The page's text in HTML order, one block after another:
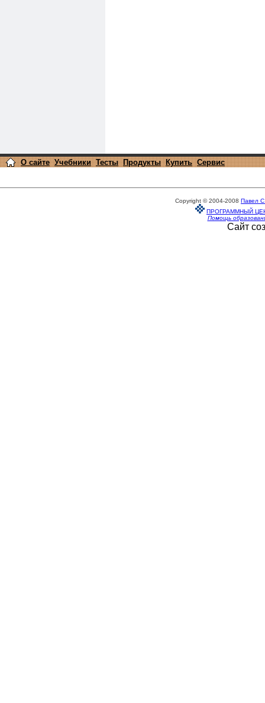
О сайте Учебники Тесты Продукты Купить Сервис
Copyright © 2004-2008 Павел
ПРОГРАММНЫЙ
Помощь
Сайт